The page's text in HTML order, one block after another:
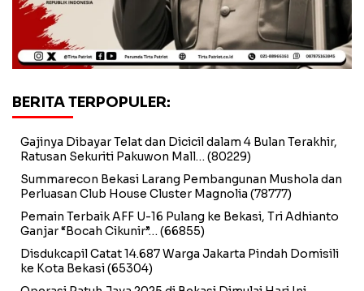
BERITA TERPOPULER:
Gajinya Dibayar Telat dan Dicicil dalam 4 Bulan Terakhir,
Ratusan Sekuriti Pakuwon Mall… (80229)
Summarecon Bekasi Larang Pembangunan Mushola dan
Perluasan Club House Cluster Magnolia (78777)
Pemain Terbaik AFF U-16 Pulang ke Bekasi, Tri Adhianto
Ganjar “Bocah Cikunir”… (66855)
Disdukcapil Catat 14.687 Warga Jakarta Pindah Domisili
ke Kota Bekasi(65304)